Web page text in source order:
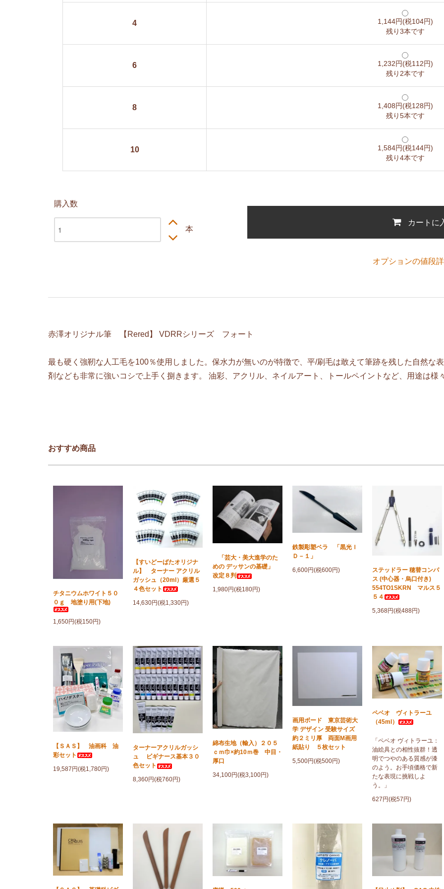
4
1,144円(税104円)
残り3本です
6
1,232円(税112円)
残り2本です
8
1,408円(税128円)
残り5本です
10
1,584円(税144円)
残り4本です
購入数
本
カートに
オプションの値段
赤澤オリジナル筆 【Rered】 VDRRシリーズ フォート
最も硬く強靭な人工毛を100％使用しました。保水力が無いのが特徴で、平/刷毛は敢えて筆跡を残した自然な
剤なども非常に強いコシで上手く捌きます。 油彩、アクリル、ネイルアート、トールペイントなど、用途は様
おすすめ商品
チタニウムホワイト５０
０ｇ 地塗り用(下地)
1,650円(税150円)
【すいどーばたオリジナ
ル】 ターナー アクリル
ガッシュ（20ml）厳選５
４色セット
14,630円(税1,330円)
「芸大・美大進学のた
めの デッサンの基礎」
改定８判
1,980円(税180円)
鉄製彫塑ベラ 「黒光Ｉ
Ｄ－１」
6,600円(税600円)
ステッドラー 穂替コンパ
ス (中心器・烏口付き)
554TO1SKRN マルス５
５４
5,368円(税488円)
【ＳＡＳ】 油画科 油
彩セット
19,587円(税1,780円)
ターナーアクリルガッシ
ュ ビギナース基本３０
色セット
8,360円(税760円)
綿布生地（輸入）２０５
ｃｍ巾×約10ｍ巻 中目・
厚口
34,100円(税3,100円)
画用ボード 東京芸術大
学 デザイン 受験サイズ
約２ミリ厚 両面M画用
紙貼り ５枚セット
5,500円(税500円)
ペベオ ヴィトラーユ
（45ml）
「ペベオ ヴィトラーユ：
油絵具との相性抜群！透
明でつやのある質感が漆
のよう。お手頃価格で新
たな表現に挑戦しよ
う。」
627円(税57円)